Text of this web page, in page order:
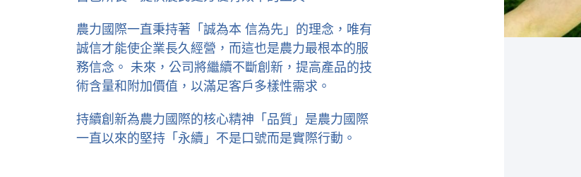
農力國際一直秉持著「誠為本 信為先」的理念，唯有
誠信才能使企業長久經營，而這也是農力最根本的服
務信念。 未來，公司將繼續不斷創新，提高產品的技
術含量和附加價值，以滿足客戶多樣性需求。
持續創新為農力國際的核心精神「品質」是農力國際
一直以來的堅持「永續」不是口號而是實際行動。